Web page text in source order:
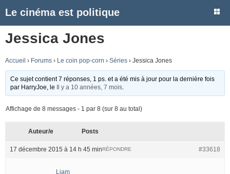
Le cinéma est politique
Jessica Jones
Accueil › Forums › Le coin pop-corn › Séries › Jessica Jones
Ce sujet contient 7 réponses, 1 ps. et a été mis à jour pour la dernière fois
par HarryJoe , le Il y a 10 années, 7 mois
Affichage de 8 messages - 1 par 8 (sur 8 au total)
Auteur/e Posts
17 décembre 2015 à 14 h 45 min #33618
RÉPONDRE
Liam